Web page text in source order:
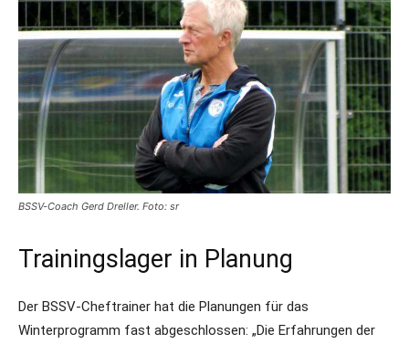
BSSV-Coach Gerd Dreller. Foto: sr
Trainingslager in Planung
Der BSSV-Cheftrainer hat die Planungen für das
Winterprogramm fast abgeschlossen: „Die Erfahrungen der